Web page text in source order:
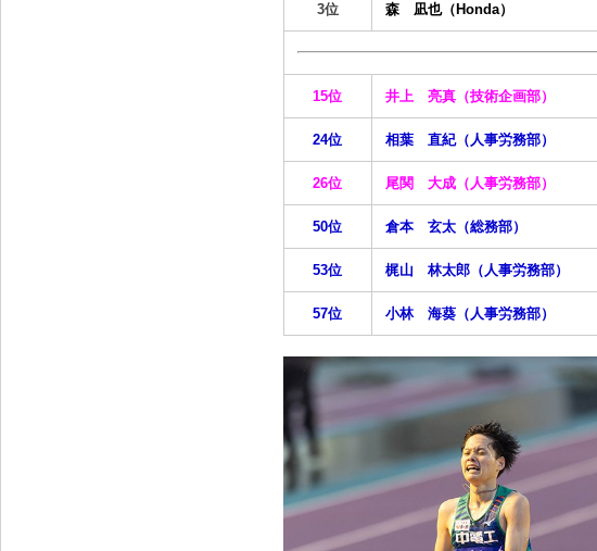
3位 森 凪也（Honda）
15位 井上 亮真（技術企画部）
24位 相葉 直紀（人事労務部）
26位 尾関 大成（人事労務部）
50位 倉本 玄太（総務部）
53位 梶山 林太郎（人事労務部）
57位 小林 海葵（人事労務部）